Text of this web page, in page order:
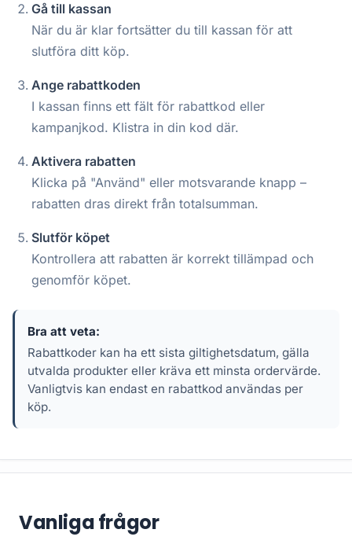
Gå till kassan
När du är klar fortsätter du till kassan för att
slutföra ditt köp.
Ange rabattkoden
I kassan finns ett fält för rabattkod eller
kampanjkod. Klistra in din kod där.
Aktivera rabatten
Klicka på "Använd" eller motsvarande knapp –
rabatten dras direkt från totalsumman.
Slutför köpet
Kontrollera att rabatten är korrekt tillämpad och
genomför köpet.
Bra att veta:
Rabattkoder kan ha ett sista giltighetsdatum, gälla
utvalda produkter eller kräva ett minsta ordervärde.
Vanligtvis kan endast en rabattkod användas per
köp.
Vanliga frågor